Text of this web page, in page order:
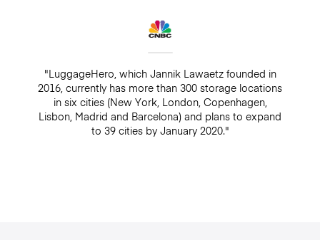
"LuggageHero, which Jannik Lawaetz founded in
2016, currently has more than 300 storage locations
in six cities (New York, London, Copenhagen,
Lisbon, Madrid and Barcelona) and plans to expand
to 39 cities by January 2020."